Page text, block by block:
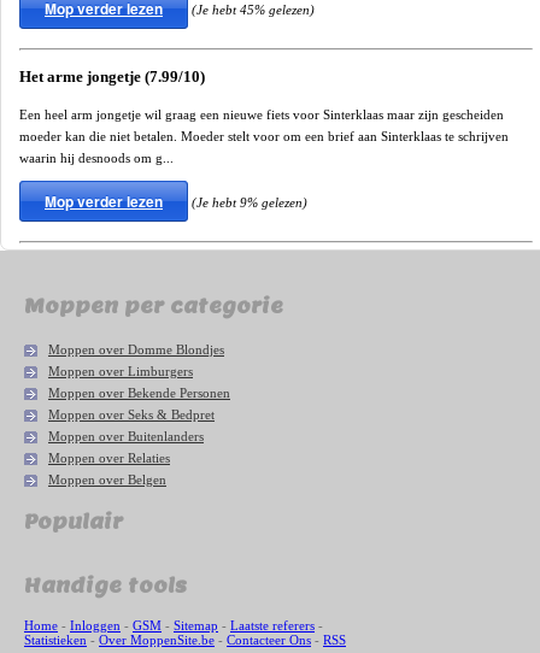
Mop verder lezen (Je hebt 45% gelezen)
Het arme jongetje (7.99/10)
Een heel arm jongetje wil graag een nieuwe fiets voor Sinterklaas maar zijn gescheiden
moeder kan die niet betalen. Moeder stelt voor om een brief aan Sinterklaas te schrijven
waarin hij desnoods om g...
Mop verder lezen (Je hebt 9% gelezen)
Moppen per categorie
Moppen over Domme Blondjes
Moppen over Limburgers
Moppen over Bekende Personen
Moppen over Seks & Bedpret
Moppen over Buitenlanders
Moppen over Relaties
Moppen over Belgen
Populair
Handige tools
Home - Inloggen - GSM - Sitemap - Laatste referers -
Statistieken - Over MoppenSite.be - Contacteer Ons - RSS